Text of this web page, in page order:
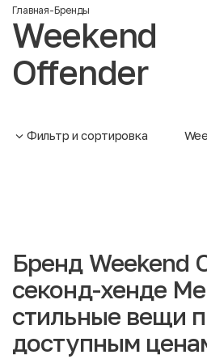
Главная-Бренды
Weekend
Offender
Фильтр и сортировка
Бренд Weekend
секонд-хенде
стильные вещи
доступным